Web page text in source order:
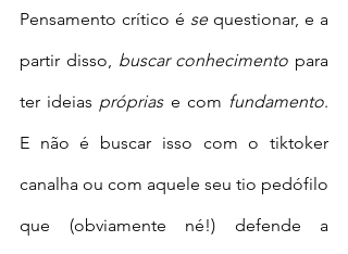
Pensamento crítico é se questionar, e a
partir disso, buscar conhecimento para
ter ideias próprias e com fundamento.
E não é buscar isso com o tiktoker
canalha ou com aquele seu tio pedófilo
que (obviamente né!) defende a